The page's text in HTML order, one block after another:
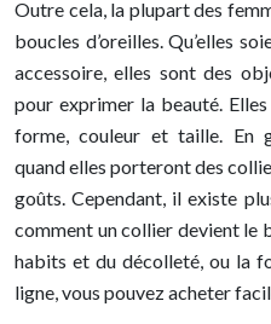
Outre cela, la plupart des
boucles d’oreilles. Qu’elles
accessoire, elles sont des
pour exprimer la beauté.
forme, couleur et taille. En
quand elles porteront des
goûts. Cependant, il existe
comment un collier devient le
habits et du décolleté, ou la
ligne, vous pouvez acheter